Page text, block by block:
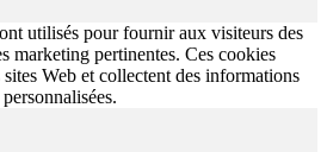
utilisés pour fournir aux visiteurs des
marketing pertinentes. Ces cookies
Web et collectent des informations